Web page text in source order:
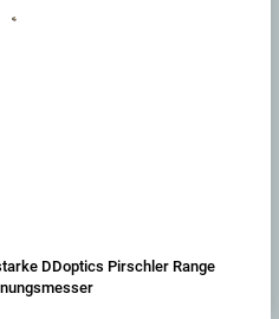
DDoptics Pirschler Range